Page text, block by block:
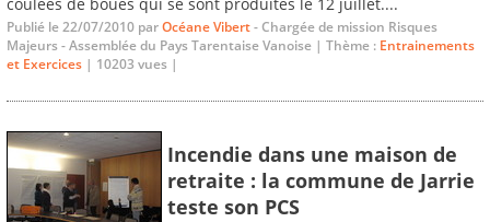
Publié le 22/07/2010 parOcéane Vibert- Chargée de mission Risques
Majeurs - Assemblée du Pays Tarentaise Vanoise | Thème : Entrainements
et Exercices | 10203 vues |
Incendie dans une maison de
retraite : la commune de Jarrie
teste son PCS